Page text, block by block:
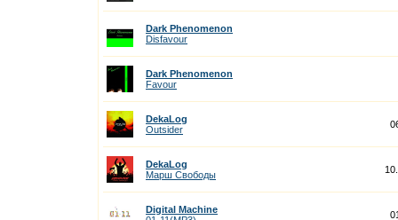
Dark Phenomenon
Disfavour
Dark Phenomenon
Favour
DekaLog
Outsider
DekaLog
Марш Свободы
Digital Machine